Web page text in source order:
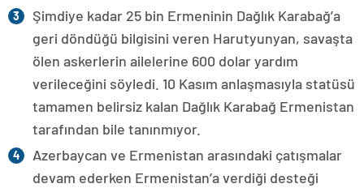
Şimdiye kadar 25 bin Ermeninin Dağlık Karabağ’a
geri döndüğü bilgisini veren Harutyunyan, savaşta
ölen askerlerin ailelerine 600 dolar yardım
verileceğini söyledi. 10 Kasım anlaşmasıyla statüsü
tamamen belirsiz kalan Dağlık Karabağ Ermenistan
tarafından bile tanınmıyor.
Azerbaycan ve Ermenistan arasındaki çatışmalar
devam ederken Ermenistan’a verdiği desteği